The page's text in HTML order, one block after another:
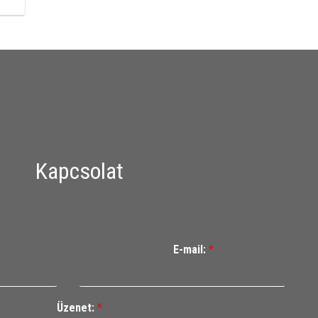
Kapcsolat
E-mail: *
Üzenet: *